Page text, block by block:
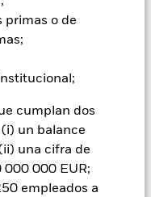
primas o de
cumplan dos
un balance
una cifra de
000 000 EUR;
empleados a
originalmente.
de divisas de este
riesgo de divisas. El
podría conllevar
denominado «spill-
se dispone de los
el riesgo de
el menú desplegable
fondo, podrá ver un
del fondo: las clases de